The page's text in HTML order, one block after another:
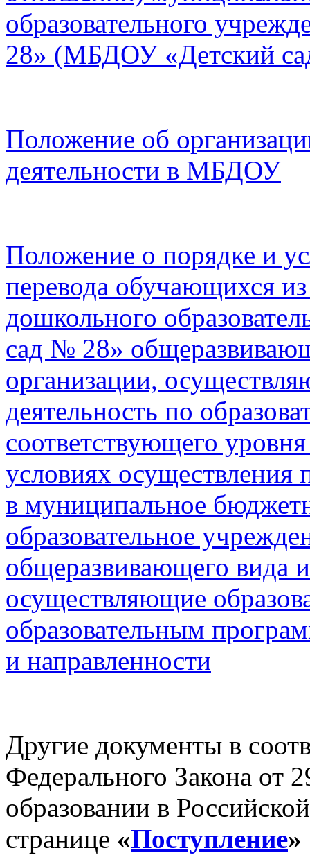
образовательного
28» (МБДОУ «Детский
Положение об
деятельности в МБДОУ
Положение о порядке и
перевода обучающихся
дошкольного
сад № 28»
организации,
деятельность по
соответствующего
условиях осуществления
в муниципальное
образовательное
общеразвивающего вида
осуществляющие
образовательным
и направленности
Другие документы в
Федерального Закона
образовании в
странице «Поступление»